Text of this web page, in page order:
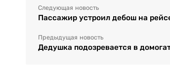
Следующая новость
Пассажир устроил дебош на
Предыдущая новость
Дедушка подозревается в